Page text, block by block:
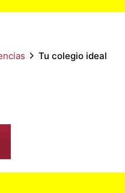
Tu colegio ideal